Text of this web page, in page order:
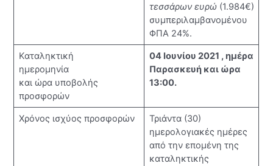
τεσσάρων ευρώ (1.984€)
συμπεριλαμβανομένου
ΦΠΑ 24%.
Καταληκτική
ημερομηνία
και ώρα υποβολής
προσφορών
04 Ιουνίου 2021 , ημέρα
Παρασκευή και ώρα
13:00.
Χρόνος ισχύος προσφορών
Τριάντα (30)
ημερολογιακές ημέρες
από την επομένη της
καταληκτικής